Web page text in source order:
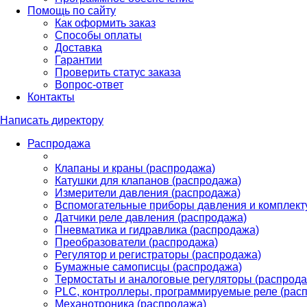
Помощь по сайту
Как оформить заказ
Способы оплаты
Доставка
Гарантии
Проверить статус заказа
Вопрос-ответ
Контакты
Написать директору
Распродажа
Клапаны и краны (распродажа)
Катушки для клапанов (распродажа)
Измерители давления (распродажа)
Вспомогательные приборы давления и
Датчики реле давления (распродажа)
Пневматика и гидравлика (распродажа)
Преобразователи (распродажа)
Регулятор и регистраторы (распродажа)
Бумажные самописцы (распродажа)
Термостаты и аналоговые регуляторы
PLС, контроллеры, программируемые реле
Механотроника (распродажа)